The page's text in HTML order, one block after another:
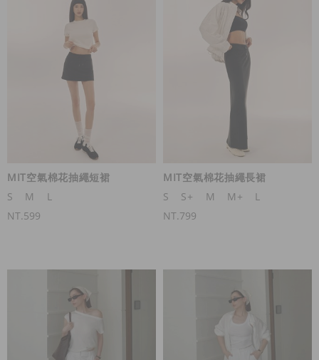
MIT空氣棉花抽繩短裙
S
M
L
NT.599
MIT空氣棉花抽繩長裙
S
S+ M M+
L
NT.799